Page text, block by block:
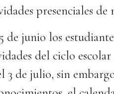
presenciales de
de junio los
del ciclo escolar
3 de julio, sin